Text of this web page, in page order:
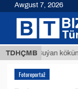
TDHÇMB
Buýan köküniň
Fotoreportaž
Awgust 7, 2026